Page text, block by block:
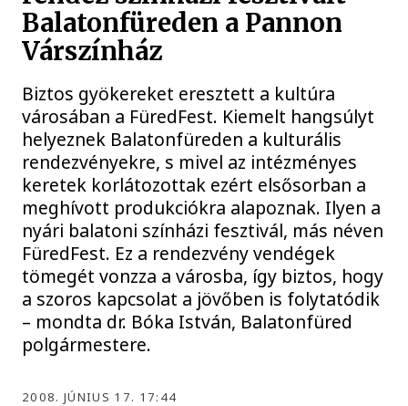
Balatonfüreden a Pannon
Várszínház
Biztos gyökereket eresztett a kultúra
városában a FüredFest. Kiemelt hangsúlyt
helyeznek Balatonfüreden a kulturális
rendezvényekre, s mivel az intézményes
keretek korlátozottak ezért elsősorban a
meghívott produkciókra alapoznak. Ilyen a
nyári balatoni színházi fesztivál, más néven
FüredFest. Ez a rendezvény vendégek
tömegét vonzza a városba, így biztos, hogy
a szoros kapcsolat a jövőben is folytatódik
– mondta dr. Bóka István, Balatonfüred
polgármestere.
2008. JÚNIUS 17. 17:44